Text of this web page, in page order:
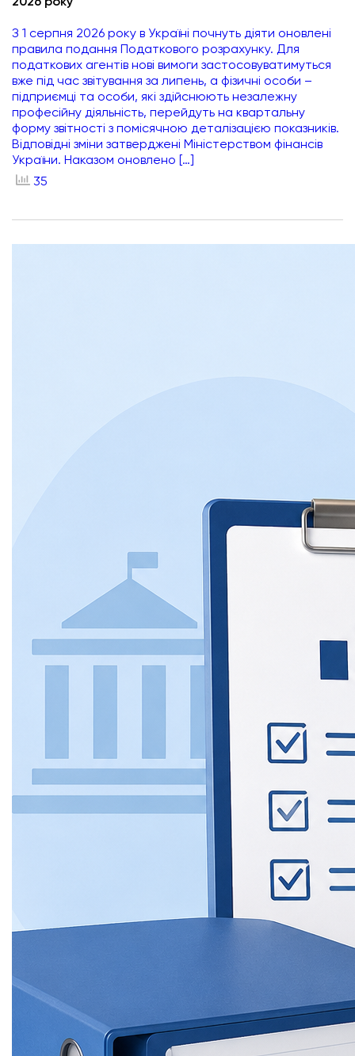
З 1 серпня 2026 року в Україні почнуть діяти оновлені
правила подання Податкового розрахунку. Для
податкових агентів нові вимоги застосовуватимуться
вже під час звітування за липень, а фізичні особи –
підприємці та особи, які здійснюють незалежну
професійну діяльність, перейдуть на квартальну
форму звітності з помісячною деталізацією показників.
Відповідні зміни затверджені Міністерством фінансів
України. Наказом оновлено […]
35